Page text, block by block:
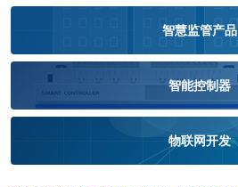
智慧监管产品
智能控制器
物联网开发